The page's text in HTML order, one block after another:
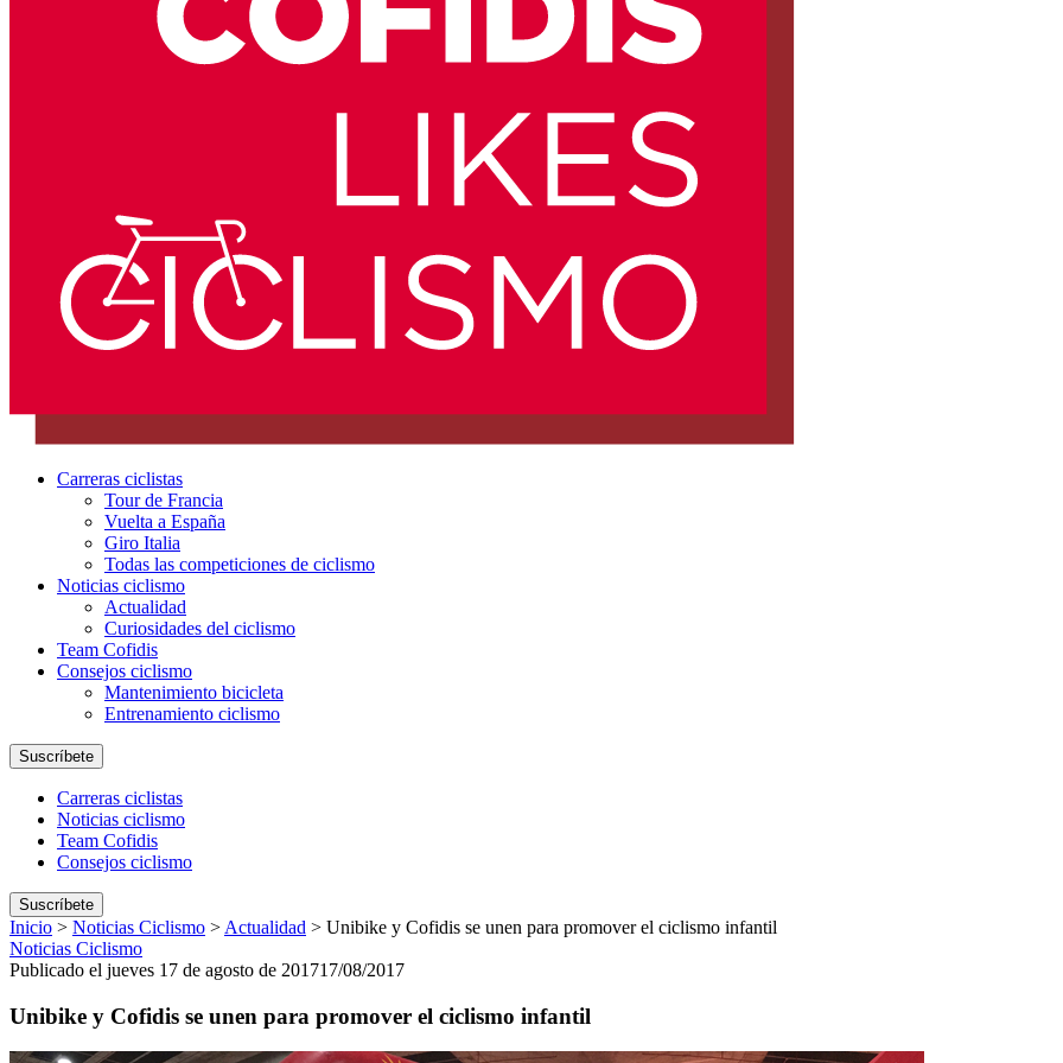
Carreras ciclistas
Tour de Francia
Vuelta a España
Giro Italia
Todas las competiciones de ciclismo
Noticias ciclismo
Actualidad
Curiosidades del ciclismo
Team Cofidis
Consejos ciclismo
Mantenimiento bicicleta
Entrenamiento ciclismo
Suscríbete
Carreras ciclistas
Noticias ciclismo
Team Cofidis
Consejos ciclismo
Suscríbete
Inicio > Noticias Ciclismo > Actualidad > Unibike y Cofidis se unen para promover el ciclismo infantil
Noticias Ciclismo
Publicado el jueves 17 de agosto de 201717/08/2017
Unibike y Cofidis se unen para promover el ciclismo infantil